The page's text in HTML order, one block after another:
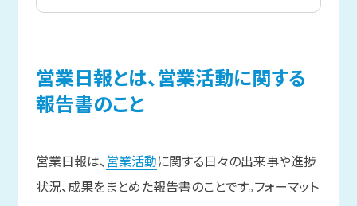
営業日報とは、営業活動に関する
報告書のこと
営業日報は、営業活動に関する日々の出来事や進捗
状況、成果をまとめた報告書のことです。フォーマット